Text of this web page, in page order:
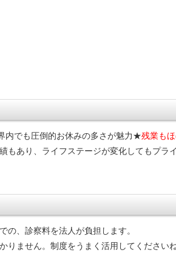
内でも圧倒的お休みの多さが魅力★残業も
もあり、ライフステージが変化してもプラ
の、診察料を法人が負担します。
りません。制度をうまく活用してください